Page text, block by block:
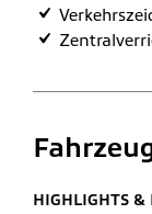
HIGHLIGHTS &